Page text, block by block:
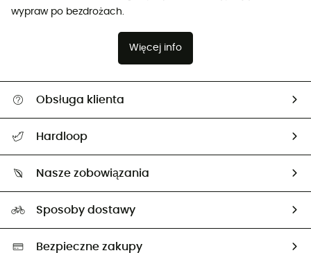
wypraw po bezdrożach.
Więcej info
Obsługa klienta
Śledzenie przesyłki
Zwrot artykułów i zwrot środków
Hardloop
Nasze zobowiązania
Neutralność węglowa
Wybrane produkty eko
Sposoby dostawy
Bezpieczne zakupy